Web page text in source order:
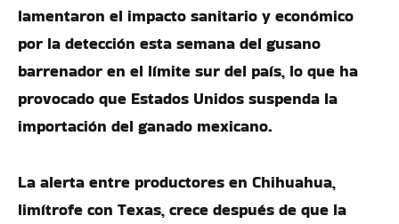
lamentaron el impacto sanitario y económico
por la detección esta semana del gusano
barrenador en el límite sur del país, lo que ha
provocado que Estados Unidos suspenda la
importación del ganado mexicano.
La alerta entre productores en Chihuahua,
limítrofe con Texas, crece después de que la